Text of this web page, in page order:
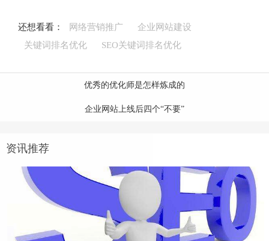
还想看看： 网络营销推广
企业网站建设
关键词排名优化
SEO关键词排名优化
优秀的优化师是怎样炼成的
企业网站上线后四个“不要”
资讯推荐